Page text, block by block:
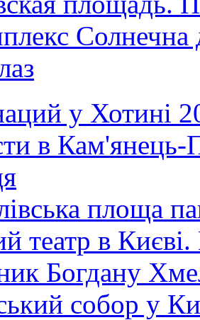
Солнечна
у Хотині
в Кам'янець-
площа
театр в
Богдану
собор у